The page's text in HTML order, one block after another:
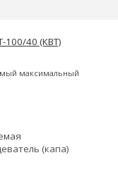
100/40 (КВТ)
максимальный
(капа)